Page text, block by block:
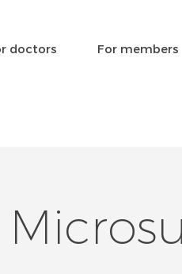
doctors For members